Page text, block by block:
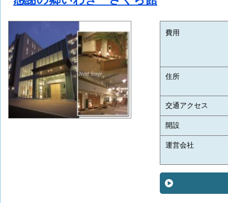
費用
住所
交通アクセス
開設
運営会社